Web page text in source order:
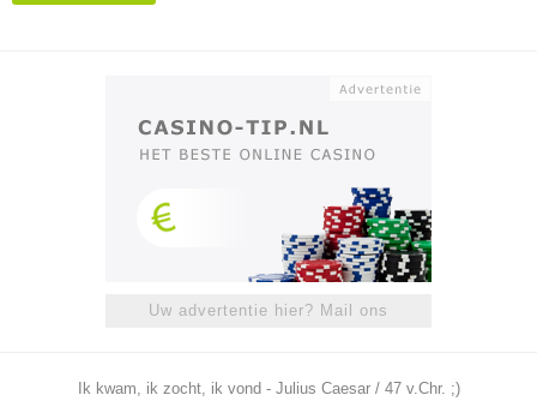
Uw advertentie hier? Mail ons
Ik kwam, ik zocht, ik vond - Julius Caesar / 47 v.Chr. ;)